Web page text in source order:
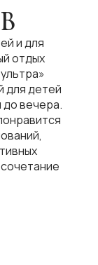
и для
отдых
для детей
вечера.